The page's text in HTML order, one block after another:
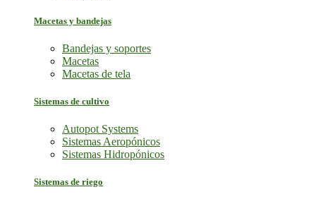
Macetas y bandejas
Bandejas y soportes
Macetas
Macetas de tela
Sistemas de cultivo
Autopot Systems
Sistemas Aeropónicos
Sistemas Hidropónicos
Sistemas de riego